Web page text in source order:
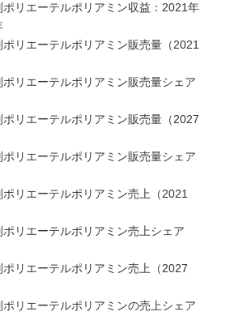
ポリエーテルポリアミン収益：2021年
ポリエーテルポリアミン販売量（2021
ポリエーテルポリアミン販売量シェア
ポリエーテルポリアミン販売量（2027
ポリエーテルポリアミン販売量シェア
ポリエーテルポリアミン売上（2021
ポリエーテルポリアミン売上シェア
ポリエーテルポリアミン売上（2027
ポリエーテルポリアミンの売上シェア